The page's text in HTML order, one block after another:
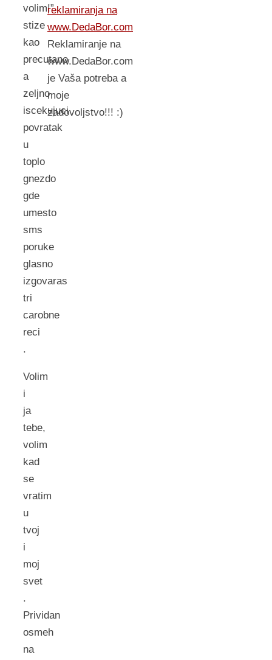
volim!”
stize
kao
precutano
a
zeljno
iscekujuci
povratak
u
toplo
gnezdo
gde
umesto
sms
poruke
glasno
izgovaras
tri
carobne
reci
.
Volim
i
ja
tebe,
volim
kad
se
vratim
u
tvoj
i
moj
svet
.
Prividan
osmeh
na
reklamiranja na
www.DedaBor.com
Reklamiranje na
www.DedaBor.com
je Vaša potreba a
moje
zadovoljstvo!!! :)